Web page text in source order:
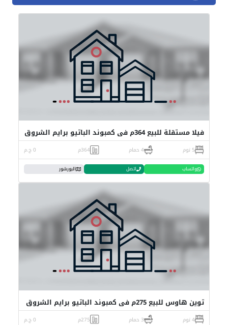
فيلا مستقلة للبيع 364م في كمبوند الباتيو برايم الشروق
5 نوم 4 حمام 364م 0 ج.م
واتساب اتصل البورشور
توين هاوس للبيع 275م في كمبوند الباتيو برايم الشروق
4 نوم 3 حمام 275م 0 ج.م